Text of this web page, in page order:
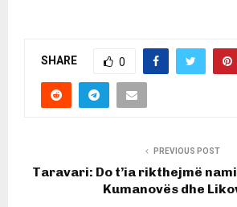
SHARE 0
PREVIOUS POST
Taravari: Do t’ia rikthejmë
Kumanovës dhe